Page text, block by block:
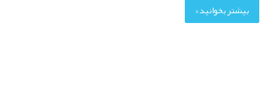
بیشتر بخوانید »